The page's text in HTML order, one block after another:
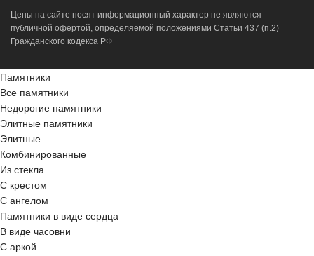
Цены на сайте носят информационный характер не являются
публичной офертой, определяемой положениями Статьи 437 (п.2)
Гражданского кодекса РФ
Памятники
Все памятники
Недорогие памятники
Элитные памятники
Элитные
Комбинированные
Из стекла
С крестом
С ангелом
Памятники в виде сердца
В виде часовни
С аркой